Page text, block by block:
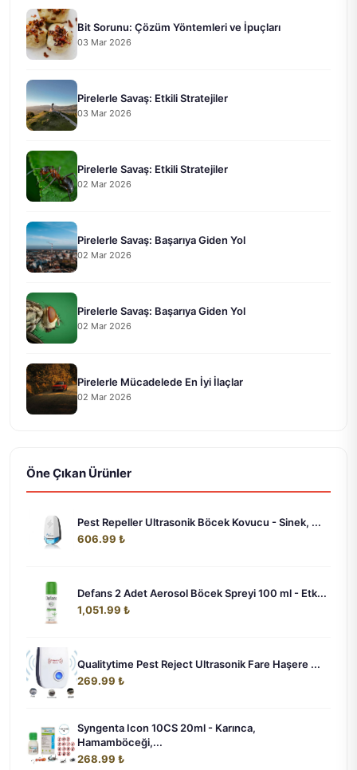
Bit Sorunu: Çözüm Yöntemleri ve İpuçları
03 Mar 2026
Pirelerle Savaş: Etkili Stratejiler
03 Mar 2026
Pirelerle Savaş: Etkili Stratejiler
02 Mar 2026
Pirelerle Savaş: Başarıya Giden Yol
02 Mar 2026
Pirelerle Savaş: Başarıya Giden Yol
02 Mar 2026
Pirelerle Mücadelede En İyi İlaçlar
02 Mar 2026
Öne Çıkan Ürünler
Pest Repeller Ultrasonik Böcek Kovucu - Sinek, ...
606.99 ₺
Defans 2 Adet Aerosol Böcek Spreyi 100 ml - Etk...
1,051.99 ₺
Qualitytime Pest Reject Ultrasonik Fare Haşere ...
269.99 ₺
Syngenta Icon 10CS 20ml - Karınca,
Hamamböceği,...
268.99 ₺